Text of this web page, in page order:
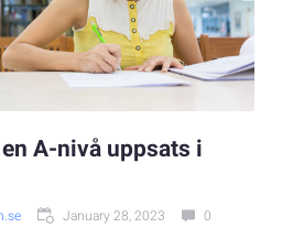
A-nivå uppsats i
January 28, 2023 0